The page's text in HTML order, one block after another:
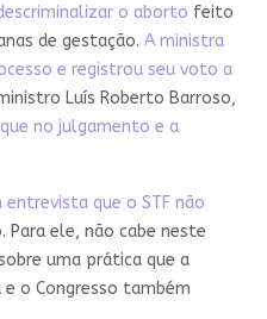
o aborto feito
de gestação. A ministra
e registrou seu voto a
Luís Roberto Barroso,
no julgamento e a
entrevista que o STF não
ele, não cabe neste
uma prática que a
o Congresso também